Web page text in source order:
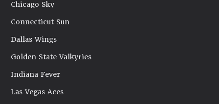
Chicago Sky
Connecticut Sun
Dallas Wings
Golden State Valkyries
Indiana Fever
Las Vegas Aces